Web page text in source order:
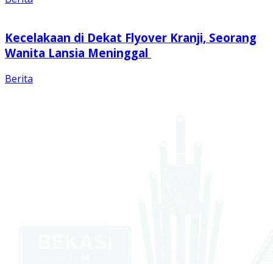
Kecelakaan di Dekat Flyover Kranji, Seorang
Wanita Lansia Meninggal
Berita